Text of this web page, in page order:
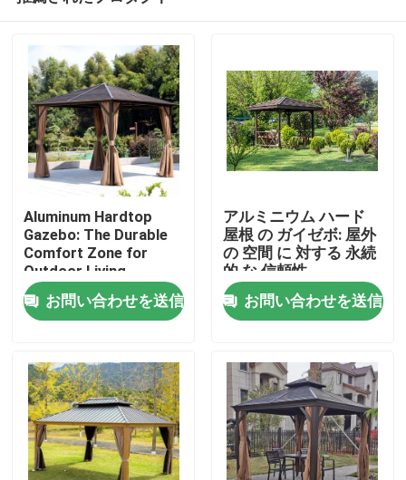
家
プロダクト
私達について
Aluminum Hardtop
Gazebo: The Durable
Comfort Zone for
Outdoor Living
お問い合わせを送信
アルミニウム ハード
屋根 の ガイゼボ: 屋外
の 空間 に 対する 永続
的 な 信頼性
お問い合わせを送信